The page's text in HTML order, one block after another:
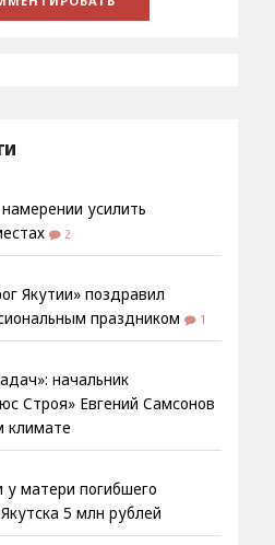
усилить
2
Якутии» поздравил
праздником
1
начальник
Строя» Евгений Самсонов
климате
матери погибшего
5 млн рублей